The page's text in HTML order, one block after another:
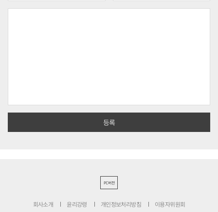
PC버전
회사소개 윤리강령 개인정보처리방침 이용자위원회